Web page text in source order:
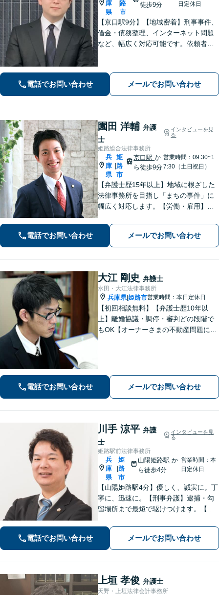
庫
県
路
市
徒歩9分 日定休日
【京口駅9分】【地域密着】刑事事件、
借金・債務整理、インターネット問題
など、幅広く対応可能です。依頼者さ
ます。また、問題となっている背景事
情にも気を配り、根本的な解決を目指
します。
電話でお問い合わせ メールでお問い合わせ
園田 洋輔 弁護
士
インタビューを見
る
姫路総合法律事務所
兵
庫
県
姫
路
市
京口駅か
ら徒歩9分
営業時間：09:30~1
7:30（土日祝日）
【弁護士歴15年以上】地域に根ざした
法律事務所を目指し「まちの事件」に
幅広く対応します。【労働・雇用】残
せんか？正しい知識で正当な権利を主
張します。【相続・遺言】遺言書作成
のサポートはお任せください。
電話でお問い合わせ メールでお問い合わせ
大江 剛史 弁護士
水田・大江法律事務所
兵庫県|姫路市営業時間：本日定休日
【初回相談無料】【弁護士歴10年以
上】離婚協議・調停・審判どの段階で
もOK【オーナーさまの不動産問題に特
電話でお問い合わせ メールでお問い合わせ
川手 涼平 弁護
士
インタビューを見
る
姫路駅前法律事務所
兵
庫
県
姫
路
市
山陽姫路駅 か
ら徒歩4分
営業時間：本
日定休日
【山陽姫路駅4分】優しく、誠実に。丁
寧に、迅速に。【刑事弁護】逮捕・勾
留場所まで最短で駆けつけます。【債
の生活再建をサポートします。【交通
事故】「こんな相談でも大丈夫だろう
か」と躊躇されている方もご相談くだ
さい。
電話でお問い合わせ メールでお問い合わせ
上垣 孝俊 弁護士
天野・上垣法律会計事務所